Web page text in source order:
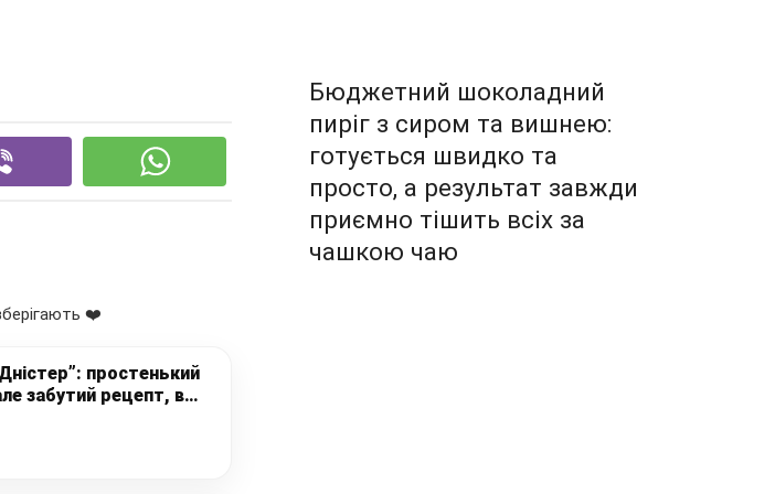
❤️
простенький
забутий рецепт, в
з улюблених
Бюджетний шоколадний
пиріг з сиром та вишнею:
готується швидко та
просто, а результат завжди
приємно тішить всіх за
чашкою чаю